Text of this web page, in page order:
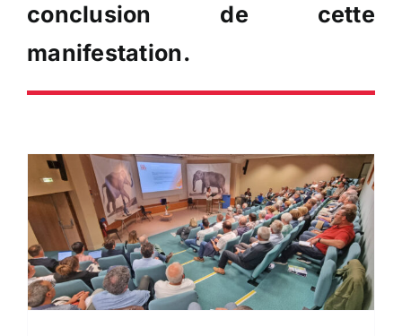
conclusion de cette
manifestation.